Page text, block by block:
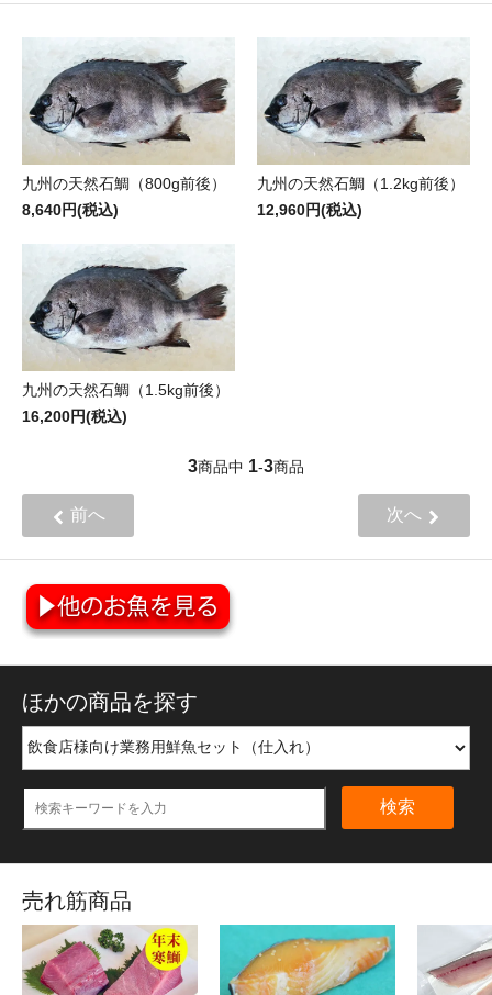
九州の天然石鯛（800g前後）
8,640円(税込)
九州の天然石鯛（1.2kg前後）
12,960円(税込)
九州の天然石鯛（1.5kg前後）
16,200円(税込)
3商品中 1-3商品
前へ 次へ
ほかの商品を探す
検索
売れ筋商品